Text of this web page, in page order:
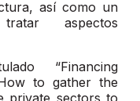
así como un
aspectos
“Financing
to gather the